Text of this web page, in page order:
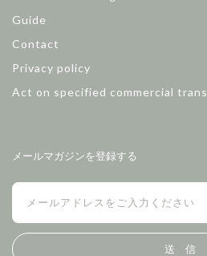
Guide
Contact
Privacy policy
Act on specified commercial
メールマガジンを登録する
送 信